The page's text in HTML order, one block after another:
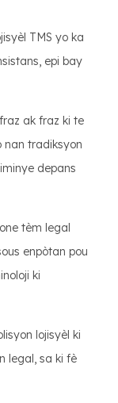
TMS yo ka
epi bay
ak fraz ki te
nan tradiksyon
depans
tèm legal
enpòtan pou
ki
lojisyèl ki
legal, sa ki fè